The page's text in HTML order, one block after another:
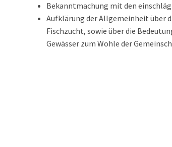
Bekanntmachung mit den
Aufklärung der Allgemeinheit über
Fischzucht, sowie über die
Gewässer zum Wohle der